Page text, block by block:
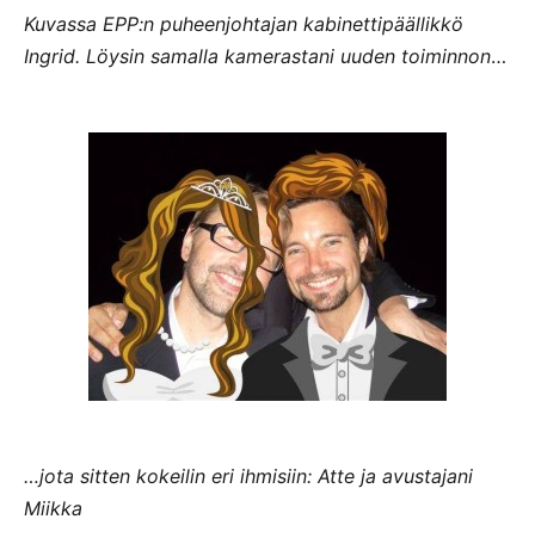
Kuvassa EPP:n puheenjohtajan kabinettipäällikkö
Ingrid. Löysin samalla kamerastani uuden toiminnon…
…jota sitten kokeilin eri ihmisiin: Atte ja avustajani
Miikka